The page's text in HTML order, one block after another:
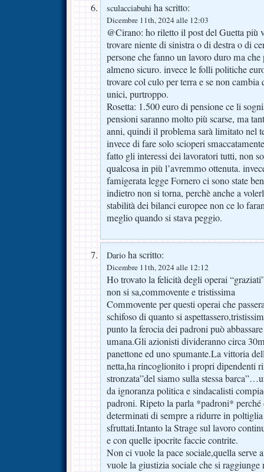
sculacciabuhi ha scritto:
Dicembre 11th, 2024 alle 12:03
@Cirano: ho riletto il post del Guetta più
trovare niente di sinistra o di destra o di
persone che fanno un lavoro duro ma che
almeno sicuro. invece le folli politiche
trovare col culo per terra e se non cambia
unici, purtroppo.
Rosetta: 1.500 euro di pensione ce li
pensioni saranno molto più scarse, ma
anni, quindi il problema sarà limitato nel
invece di fare solo scioperi
fatto gli interessi dei lavoratori tutti, non
qualcosa in più l’avremmo ottenuta.
famigerata legge Fornero ci sono state
indietro non si torna, perchè anche a
stabilità dei bilanci europee non ce lo
meglio quando si stava peggio.
Dario ha scritto:
Dicembre 11th, 2024 alle 12:12
Ho trovato la felicità degli operai
non si sa,commovente e tristissima
Commovente per questi operai che
schifoso di quanto si
punto la ferocia dei padroni può
umana.Gli azionisti divideranno circa
panettone ed uno spumante.La vittoria
netta,ha rincoglionito i propri dipendenti
stronzata”del siamo sulla stessa
da ignoranza politica e sindacalisti
padroni. Ripeto la parla *padroni*
determinati di sempre a ridurre in
sfruttati.Intanto la Strage sul lavoro
e con quelle ipocrite faccie contrite.
Non ci vuole la pace sociale,quella serve
vuole la giustizia sociale che si